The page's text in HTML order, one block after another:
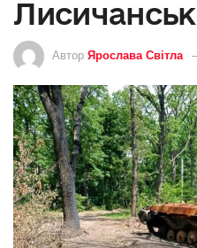
Лисичанськ
Автор Ярослава Світла